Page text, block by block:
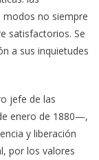
modos no siempre
satisfactorios. Se
a sus inquietudes
jefe de las
enero de 1880—,
y liberación
por los valores